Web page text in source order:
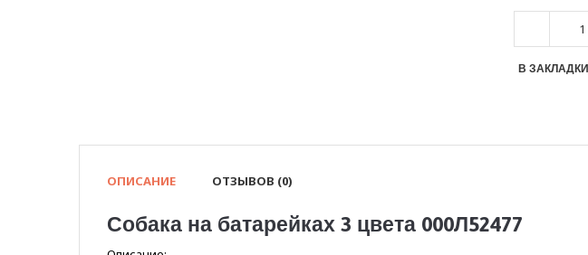
В ЗАКЛАДКИ
ОПИСАНИЕ ОТЗЫВОВ (0)
Собака на батарейках 3 цвета 000Л52477